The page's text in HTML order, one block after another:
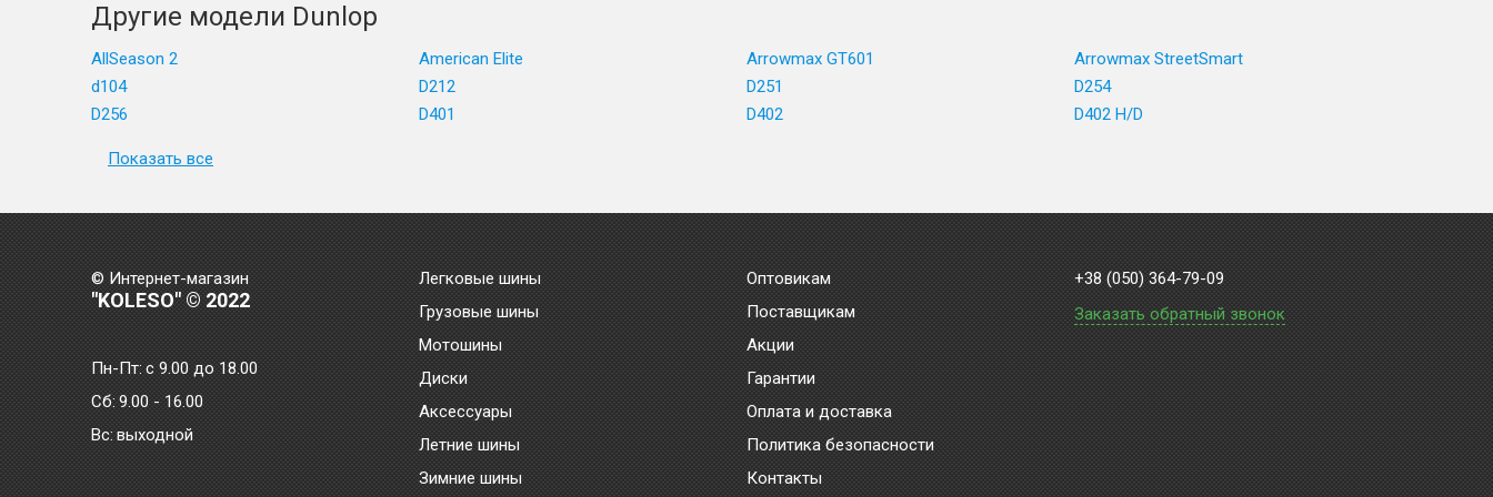
Другие модели Dunlop
AllSeason 2 American Elite Arrowmax GT601
Arrowmax StreetSmart
d104
D212 D251
D254
D256
D401 D402 D402 H/D
Показать все
© Интернет-магазин
"KOLESO" © 2022
Пн-Пт:с 9.00 до 18.00
Сб: 9.00 - 16.00
Bc: выходной
Легковые шины
Грузовые шины
Мотошины
Диски
Аксессуары
Летние шины
Зимние шины
Оптовикам
Поставщикам
Акции
Гарантии
Оплата и доставка
Политика безопасности
Контакты
+38 (050) 364-79-09
Заказать обратный звонок